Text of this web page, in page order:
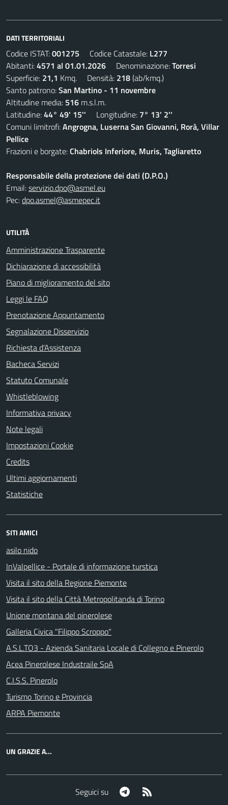
DATI TERRITORIALI
Codice ISTAT:001275 Codice Catastale: L277
Abitanti:4571 al 01.01.2026 Denominazione:Torresi
Superficie: 21,1 Kmq. Densità: 218(ab/kmq.)
Santo patrono:San Martino - 11 novembre
Altitudine media: 516 m.s.l.m.
Latitudine:44° 49' 15'' Longitudine: 7° 13' 2''
Comuni limitrofi:Angrogna, Luserna San Giovanni, Rorà, Villar
Pellice
Frazioni e borgate:Chabriols Inferiore, Muris, Tagliaretto
Responsabile della protezione dei dati (D.P.O.)
Email:servizio.dpo@asmel.eu
Pec:dpo.asmel@asmepec.it
UTILITÀ
Amministrazione Trasparente
Dichiarazione di accessibilità
Piano di miglioramento del sito
Leggi le FAQ
Prenotazione Appuntamento
Segnalazione Disservizio
Richiesta d'Assistenza
Bacheca Servizi
Statuto Comunale
Whistleblowing
Informativa privacy
Note legali
Impostazioni Cookie
Credits
Ultimi aggiornamenti
Statistiche
SITI AMICI
asilo nido
InValpellice - Portale di informazione turstica
Visita il sito della Regione Piemonte
Visita il sito della Città Metropolitanda di Torino
Unione montana del pinerolese
Galleria Civica "Filippo Scroppo"
A.S.L.TO3 - Azienda Sanitaria Locale di Collegno e Pinerolo
Acea Pinerolese Industraile SpA
C.I.S.S. Pinerolo
Turismo Torino e Provincia
ARPA Piemonte
UN GRAZIE A...
Seguici su Telegram